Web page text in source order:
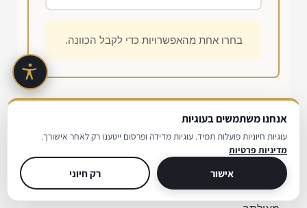
בחרו אחת מהאפשרויות כדי לקבל הכוונה.
רגע לפני שמתקשרים
בסרטון הקצר הבא אפשר לראות איך נראית עבודת
מנעולן על מפתח ועל מנגנון רכב מקרוב. זה נותן מושג
טוב על ההבדל בין עבודה מדויקת לבין ניסיון פתיחה
אנחנו משתמשים בעוגיות
עוגיות חיוניות פועלות תמיד. עוגיות מדידה ופרסום ייטענו רק לאחר אישורך.
מדיניות פרטיות
אישור רק חיוני